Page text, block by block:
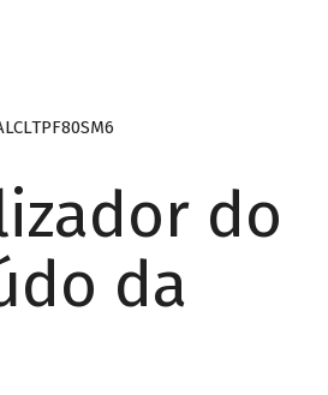
do
da